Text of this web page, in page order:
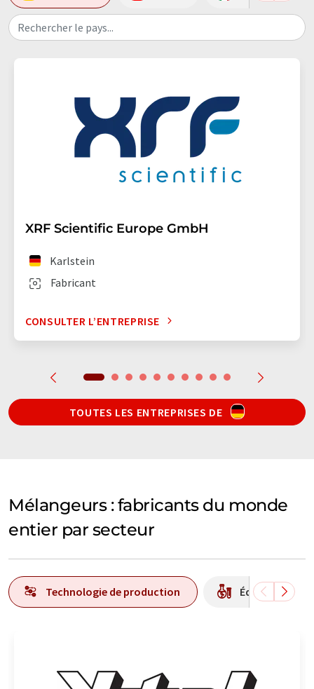
Rechercher le pays...
XRF Scientific Europe GmbH
Fabricant
Karlstein
CONSULTER L’ENTREPRISE
TOUTES LES ENTREPRISES DE
Mélangeurs : fabricants du monde
entier par secteur
Technologie de production Équipement /